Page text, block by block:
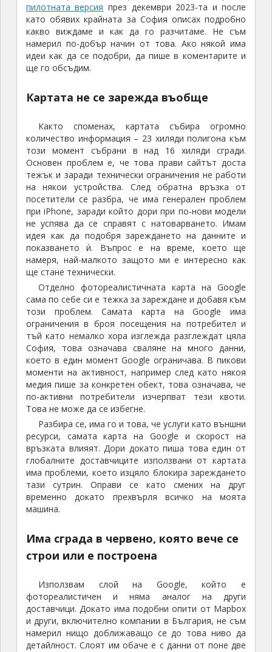
пилотната версия през декември 2023-та и после
като обявих крайната за София описах подробно
какво виждаме и как да го разчитаме. Не съм
намерил по-добър начин от това. Ако някой има
идеи как да се подобри, да пише в коментарите и
ще го обсъдим.
Картата не се зарежда въобще
Както споменах, картата събира огромно
количество информация – 23 хиляди полигона към
този момент събрани в над 16 хиляди сгради.
Основен проблем е, че това прави сайтът доста
тежък и заради технически ограничения не работи
на някои устройства. След обратна връзка от
посетители се разбра, че има генерален проблем
при iPhone, заради който дори при по-нови модели
не успява да се справят с натоварването. Имам
идея как да подобря зареждането на данните и
показването ѝ. Въпрос е на време, което ще
намеря, най-малкото защото ми е интересно как
ще стане технически.
Отделно фотореалистичната карта на Google
сама по себе си е тежка за зареждане и добавя към
този проблем. Самата карта на Google има
ограничения в броя посещения на потребител и
тъй като немалко хора изглежда разглеждат цяла
София, това означава сваляне на много данни,
което в един момент Google ограничава. В пикови
моменти на активност, например след като някоя
медия пише за конкретен обект, това означава, че
по-активни потребители изчерпват тези квоти.
Това не може да се избегне.
Разбира се, има го и това, че услуги като външни
ресурси, самата карта на Google и скорост на
връзката влияят. Дори докато пиша това един от
глобалните доставчиците използвани от картата
има проблеми, което изцяло блокира зареждането
тази сутрин. Оправи се като смених на друг
временно докато прехвърля всичко на моята
машина.
Има сграда в червено, която вече се
строи или е построена
Използвам слой на Google, който е
фотореалистичен и няма аналог на други
доставчици. Докато има подобни опити от Mapbox
и други, включително компании в България, не съм
намерил нищо доближаващо се до това ниво да
детайлност. Слоят им обаче е с данни от поне две